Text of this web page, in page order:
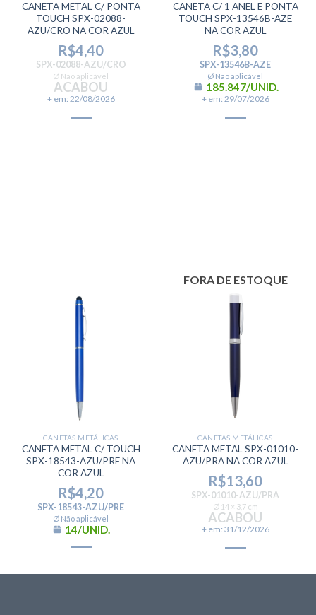
CANETA METAL C/ PONTA
TOUCH SPX-02088-
AZU/CRO NA COR AZUL
R$4,40
SPX-02088-AZU/CRO
Ø Não aplicável
ACABOU
+ em: 22/08/2026
CANETA C/ 1 ANEL E PONTA
TOUCH SPX-13546B-AZE
NA COR AZUL
R$3,80
SPX-13546B-AZE
Ø Não aplicável
185.847/UNID.
+ em: 29/07/2026
CANETAS METÁLICAS
CANETA METAL C/ TOUCH
SPX-18543-AZU/PRE NA
COR AZUL
R$4,20
SPX-18543-AZU/PRE
Ø Não aplicável
14/UNID.
FORA DE ESTOQUE
CANETAS METÁLICAS
CANETA METAL SPX-01010-
AZU/PRA NA COR AZUL
R$13,60
SPX-01010-AZU/PRA
Ø 14 × 3,7 cm
ACABOU
+ em: 31/12/2026